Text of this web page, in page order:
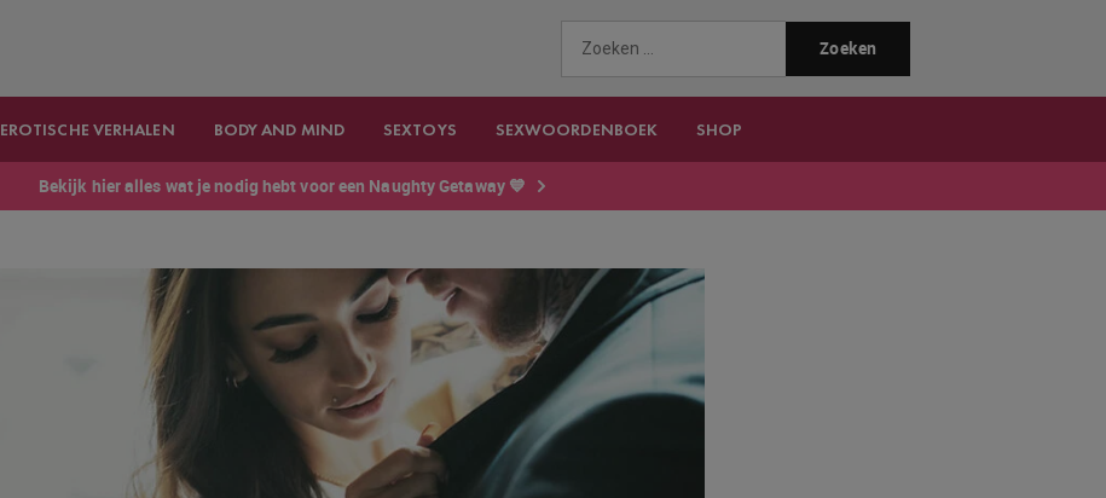
EROTISCHE VERHALEN BODY AND MIND SEXTOYS SEXWOORDENBOEK SHOP
Bekijk hier alles wat je nodig hebt voor een Naughty Getaway 💙